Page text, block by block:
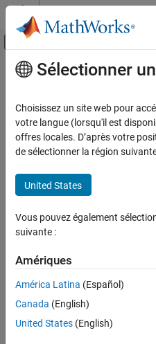
Passer au contenu
Activer/
Accueil de la documentation
Simulink Desktop Real-Time
Model Preparation for Real-Time
ON THIS PAGE
Examples
Version History
Contenu principal
Timestamp
Output signal timestamp in
expand all in page
Description
The timestamp is relative to
mode or
Priority
mode. The
InConnected IOmode, this
Sélectionner
Choisissez un site web pour
votre langue (lorsqu'il est
offres locales. D’après votre
de sélectionner la région
United States
Vous pouvez également
suivante :
Amériques
América Latina (Español)
Canada (English)
United States (English)